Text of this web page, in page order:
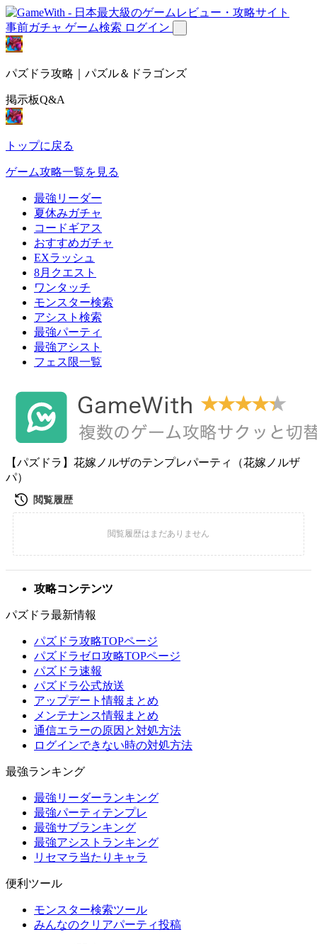
事前ガチャ ゲーム検索 ログイン
パズドラ攻略｜パズル＆ドラゴンズ
掲示板Q&A
トップに戻る
ゲーム攻略一覧を見る
最強リーダー
夏休みガチャ
コードギアス
おすすめガチャ
EXラッシュ
8月クエスト
ワンタッチ
モンスター検索
アシスト検索
最強パーティ
最強アシスト
フェス限一覧
【パズドラ】花嫁ノルザのテンプレパーティ（花嫁ノルザ
パ）
攻略コンテンツ
パズドラ最新情報
パズドラ攻略TOPページ
パズドラゼロ攻略TOPページ
パズドラ速報
パズドラ公式放送
アップデート情報まとめ
メンテナンス情報まとめ
通信エラーの原因と対処方法
ログインできない時の対処方法
最強ランキング
最強リーダーランキング
最強パーティテンプレ
最強サブランキング
最強アシストランキング
リセマラ当たりキャラ
便利ツール
モンスター検索ツール
みんなのクリアパーティ投稿